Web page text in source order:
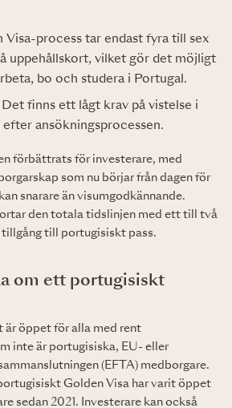
Visa-process tar endast fyra till sex
uppehållskort, vilket gör det möjligt
bo och studera i Portugal.
finns ett lågt krav på vistelse i
ansökningsprocessen.
förbättrats för investerare, med
som nu börjar från dagen för
snarare än visumgodkännande.
den totala tidslinjen med ett till två
tillgång till portugisiskt pass.
om ett portugisiskt
är öppet för alla med rent
inte är portugisiska, EU- eller
(EFTA) medborgare.
Golden Visa har varit öppet
sedan 2021. Investerare kan också